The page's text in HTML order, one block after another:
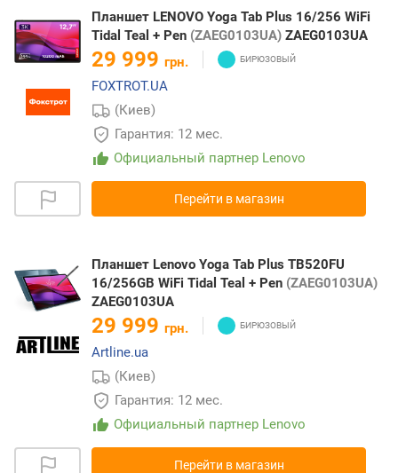
Планшет LENOVO Yoga Tab Plus 16/256 WiFi
Tidal Teal + Pen (ZAEG0103UA) ZAEG0103UA
29 999 грн.
FOXTROT.UA
(Киев)
Гарантия: 12 мес.
Официальный партнер Lenovo
Перейти в магазин
Планшет Lenovo Yoga Tab Plus TB520FU
16/256GB WiFi Tidal Teal + Pen (ZAEG0103UA)
ZAEG0103UA
29 999 грн.
Artline.ua
(Киев)
Гарантия: 12 мес.
Официальный партнер Lenovo
Перейти в магазин